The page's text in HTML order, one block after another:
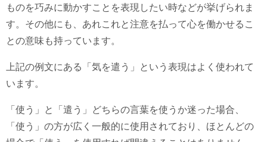
ものを巧みに動かすことを表現したい時などが挙げられま
す。その他にも、あれこれと注意を払って心を働かせるこ
との意味も持っています。
上記の例文にある「気を遣う」という表現はよく使われて
います。
「使う」と「遣う」どちらの言葉を使うか迷った場合、
「使う」の方が広く一般的に使用されており、ほとんどの